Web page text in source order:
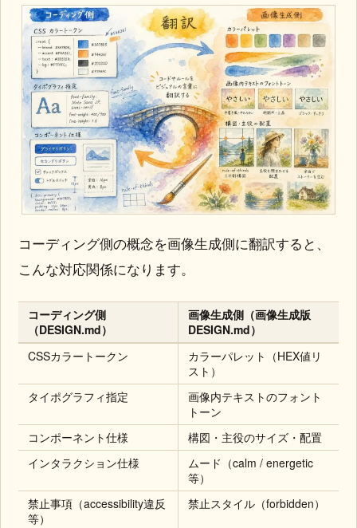
コーディング側の概念を画像生成側に翻訳すると、
こんな対応関係になります。
コーディング側
（DESIGN.md）
画像生成側（画像生成版
DESIGN.md）
CSSカラートークン
カラーパレット（HEX値リ
スト）
タイポグラフィ指定
画像内テキストのフォント
トーン
コンポーネント仕様
構図・主役のサイズ・配置
インタラクション仕様
ムード（calm / energetic
等）
禁止事項（accessibility違反
等）
禁止スタイル（forbidden）